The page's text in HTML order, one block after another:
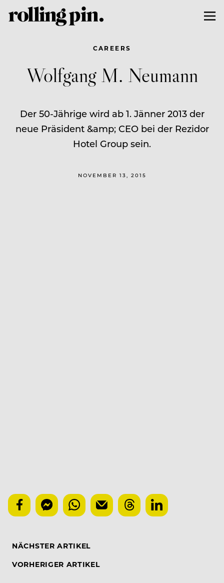
CAREERS
Wolfgang M. Neumann
Der 50-Jährige wird ab 1. Jänner 2013 der
neue Präsident &amp; CEO bei der Rezidor
Hotel Group sein.
NOVEMBER 13, 2015
NÄCHSTER ARTIKEL
VORHERIGER ARTIKEL